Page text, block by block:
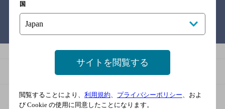
商品TOP
知る・楽しむ
国
サイトを閲覧する
閲覧することにより、 利用規約、 プライバシーポリシー、およ
び Cookie の使用に同意したことになります。